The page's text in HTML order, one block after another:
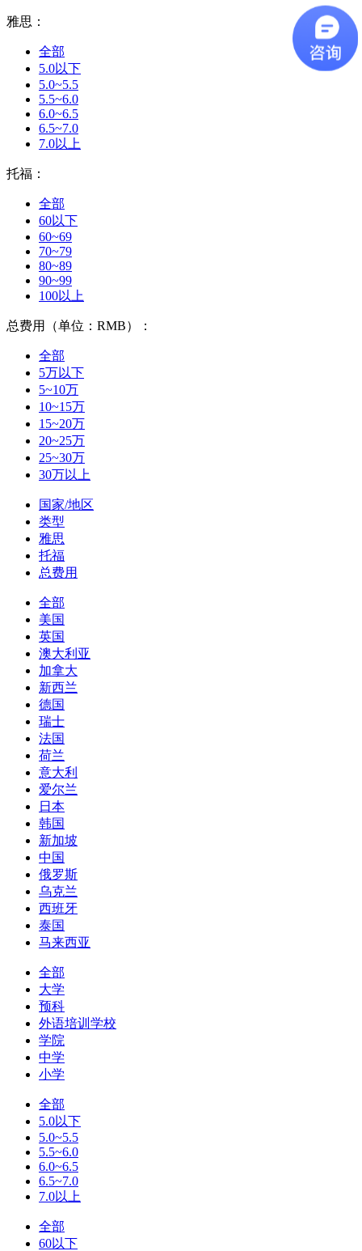
雅思：
全部
5.0以下
5.0~5.5
5.5~6.0
6.0~6.5
6.5~7.0
7.0以上
托福：
全部
60以下
60~69
70~79
80~89
90~99
100以上
总费用（单位：RMB）：
全部
5万以下
5~10万
10~15万
15~20万
20~25万
25~30万
30万以上
国家/地区
类型
雅思
托福
总费用
全部
美国
英国
澳大利亚
加拿大
新西兰
德国
瑞士
法国
荷兰
意大利
爱尔兰
日本
韩国
新加坡
中国
俄罗斯
乌克兰
西班牙
泰国
马来西亚
全部
大学
预科
外语培训学校
学院
中学
小学
全部
5.0以下
5.0~5.5
5.5~6.0
6.0~6.5
6.5~7.0
7.0以上
全部
60以下